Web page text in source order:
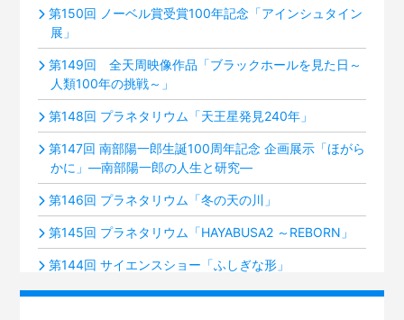
第150回 ノーベル賞受賞100年記念「アインシュタイン
展」
第149回 全天周映像作品「ブラックホールを見た日～
人類100年の挑戦～」
第148回 プラネタリウム「天王星発見240年」
第147回 南部陽一郎生誕100周年記念 企画展示「ほがら
かに」―南部陽一郎の人生と研究―
第146回 プラネタリウム「冬の天の川」
第145回 プラネタリウム「HAYABUSA2 ～REBORN」
第144回 サイエンスショー「ふしぎな形」
第143回 プラネタリウム「火星ふたたび接近中！」